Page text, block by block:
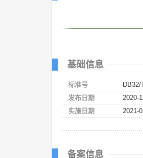
基础信息
标准号
DB32/
发布日期
2020-
实施日期
2021-
备案信息